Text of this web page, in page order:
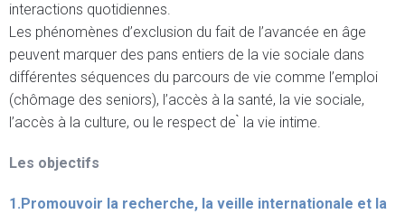
interactions quotidiennes.
Les phénomènes d’exclusion du fait de l’avancée en âge
peuvent marquer des pans entiers de la vie sociale dans
différentes séquences du parcours de vie comme l’emploi
(chômage des seniors), l’accès à la santé, la vie sociale,
l’accès à la culture, ou le respect de ̀ la vie intime.
Les objectifs
1.Promouvoir la recherche, la veille internationale et la